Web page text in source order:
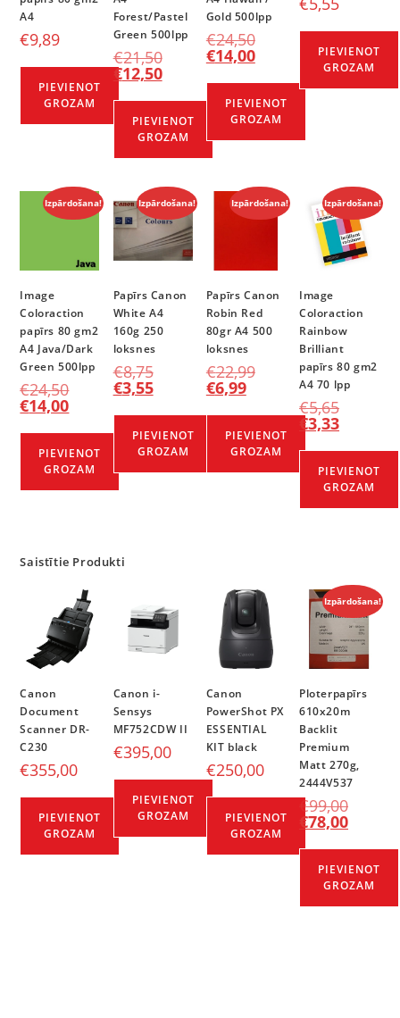
A4
€9,89
PIEVIENOT
GROZAM
Forest/Pastel
Green 500lpp
€21,50
€12,50
PIEVIENOT
GROZAM
Gold 500lpp
€24,50
€14,00
PIEVIENOT
GROZAM
PIEVIENOT
GROZAM
Izpārdošana!
Image
Coloraction
papīrs 80 gm2
A4 Java/Dark
Green 500lpp
€24,50
€14,00
PIEVIENOT
GROZAM
Izpārdošana!
Papīrs Canon
White A4
160g 250
loksnes
€8,75
€3,55
PIEVIENOT
GROZAM
Izpārdošana!
Papīrs Canon
Robin Red
80gr A4 500
loksnes
€22,99
€6,99
PIEVIENOT
GROZAM
Izpārdošana!
Image
Coloraction
Rainbow
Brilliant
papīrs 80 gm2
A4 70 lpp
€5,65
€3,33
PIEVIENOT
GROZAM
Saistītie Produkti
Canon
Document
Scanner DR-
C230
€355,00
PIEVIENOT
GROZAM
Canon i-
Sensys
MF752CDW II
€395,00
PIEVIENOT
GROZAM
Canon
PowerShot PX
ESSENTIAL
KIT black
€250,00
PIEVIENOT
GROZAM
Izpārdošana!
Ploterpapīrs
610x20m
Backlit
Premium
Matt 270g,
2444V537
€99,00
€78,00
PIEVIENOT
GROZAM